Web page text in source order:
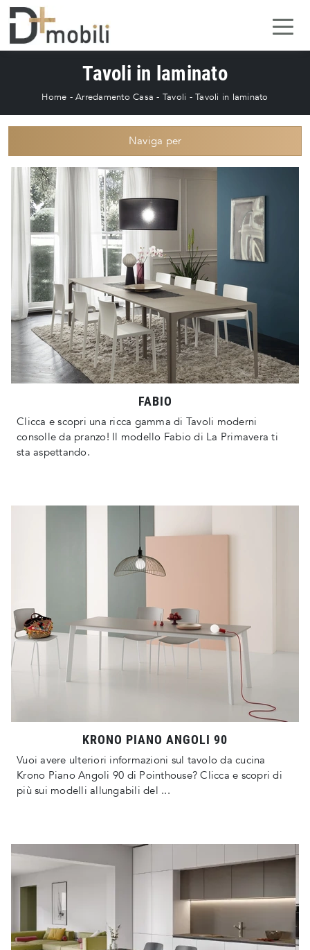
Tavoli in laminato
Home -Arredamento Casa - Tavoli -Tavoli in laminato
Naviga per
FABIO
Clicca e scopri una ricca gamma di Tavoli moderni
consolle da pranzo! Il modello Fabio di La Primavera ti
sta aspettando.
KRONO PIANO ANGOLI 90
Vuoi avere ulteriori informazioni sul tavolo da cucina
Krono Piano Angoli 90 di Pointhouse? Clicca e scopri di
più sui modelli allungabili del ...